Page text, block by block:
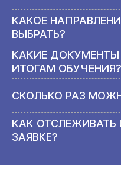
КАКОЕ
ВЫБРАТЬ?
КАКИЕ
ИТОГАМ ОБУЧЕНИЯ?
СКОЛЬКО РАЗ
КАК
ЗАЯВКЕ?